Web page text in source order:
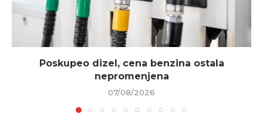
Poskupeo dizel, cena benzina ostala
nepromenjena
07/08/2026